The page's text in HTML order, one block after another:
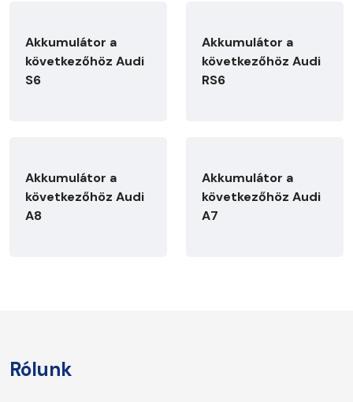
Akkumulátor a
következőhöz Audi
S6
Akkumulátor a
következőhöz Audi
RS6
Akkumulátor a
következőhöz Audi
A8
Akkumulátor a
következőhöz Audi
A7
Rólunk